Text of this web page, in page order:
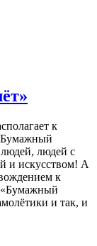
к
людей, людей с
и искусством! А
к
«Бумажный
и так, и